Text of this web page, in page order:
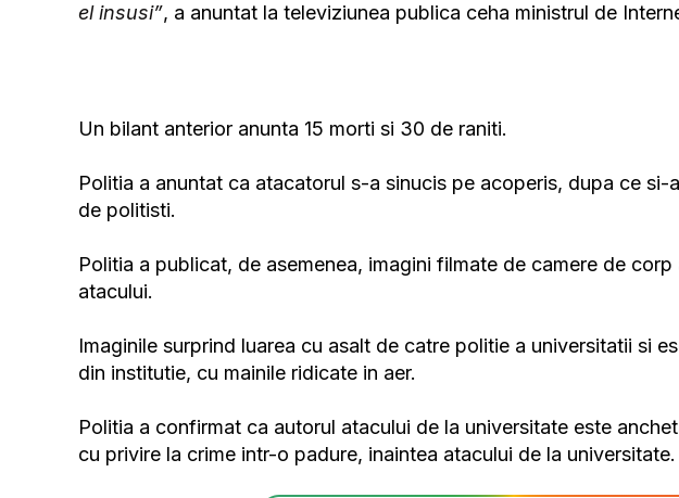
el insusi”, a anuntat la televiziunea publica ceha ministrul de
Un bilant anterior anunta 15 morti si 30 de raniti.
Politia a anuntat ca atacatorul s-a sinucis pe acoperis, dupa ce si-
de politisti.
Politia a publicat, de asemenea, imagini filmate de camere de
atacului.
Imaginile surprind luarea cu asalt de catre politie a universitatii si
din institutie, cu mainile ridicate in aer.
Politia a confirmat ca autorul atacului de la universitate este
cu privire la crime intr-o padure, inaintea atacului de la universitate.